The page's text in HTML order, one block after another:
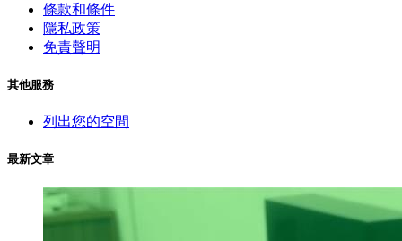
條款和條件
隱私政策
免責聲明
其他服務
列出您的空間
最新文章